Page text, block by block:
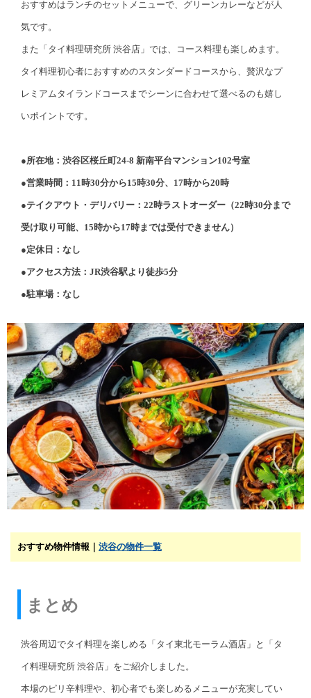
おすすめはランチのセットメニューで、グリーンカレーなどが人
気です。
また「タイ料理研究所 渋谷店」では、コース料理も楽しめます。
タイ料理初心者におすすめのスタンダードコースから、贅沢なプ
レミアムタイランドコースまでシーンに合わせて選べるのも嬉し
いポイントです。
●所在地：渋谷区桜丘町24-8 新南平台マンション102号室
●営業時間：11時30分から15時30分、17時から20時
●テイクアウト・デリバリー：22時ラストオーダー（22時30分まで
受け取り可能、15時から17時までは受付できません）
●定休日：なし
●アクセス方法：JR渋谷駅より徒歩5分
●駐車場：なし
おすすめ物件情報｜ 渋谷の物件一覧
まとめ
渋谷周辺でタイ料理を楽しめる「タイ東北モーラム酒店」と「タ
イ料理研究所 渋谷店」をご紹介しました。
本場のピリ辛料理や、初心者でも楽しめるメニューが充実してい